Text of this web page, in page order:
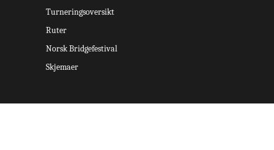
Turneringsoversikt
Ruter
Norsk Bridgefestival
Skjemaer